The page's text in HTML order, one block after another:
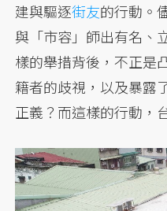
建與驅逐街友的行動。
與「市容」師出有名、
樣的舉措背後，不正是
籍者的歧視，以及暴露
正義？而這樣的行動，